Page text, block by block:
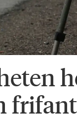
frifant